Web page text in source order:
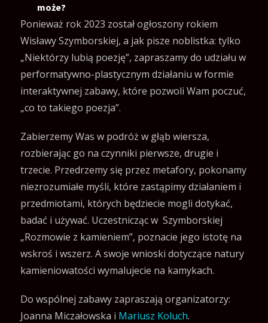
może?
Ponieważ rok 2023 został ogłoszony rokiem
Wisławy Szymborskiej, a jak pisze noblistka: tylko
„Niektórzy lubią poezję”, zapraszamy do udziału w
performatywno-plastycznym działaniu w formie
interaktywnej zabawy, które pozwoli Wam poczuć,
„co to takiego poezja”.
Zabierzemy Was w podróż w głąb wiersza,
rozbierając go na czynniki pierwsze, drugie i
trzecie. Przedrzemy się przez metafory, pokonamy
niezrozumiałe myśli, które zastąpimy działaniem i
przedmiotami, których będziecie mogli dotykać,
badać i używać. Uczestnicząc w Szymborskiej
„Rozmowie z kamieniem”, poznacie jego istotę na
wskroś i wszerz. A swoje wnioski dotyczące natury
kamieniowatości wymalujecie na kamykach.
Do wspólnej zabawy zapraszają organizatorzy:
Joanna Miczałowska i Mariusz Koluch.